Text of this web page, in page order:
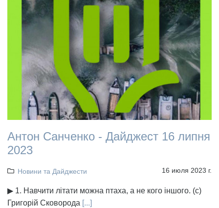
Антон Санченко - Дайджест 16 липня
2023
Новини та Дайджести 16 июля 2023 г.
▶ 1. Навчити літати можна птаха, а не кого іншого. (с)
Григорій Сковорода [...]